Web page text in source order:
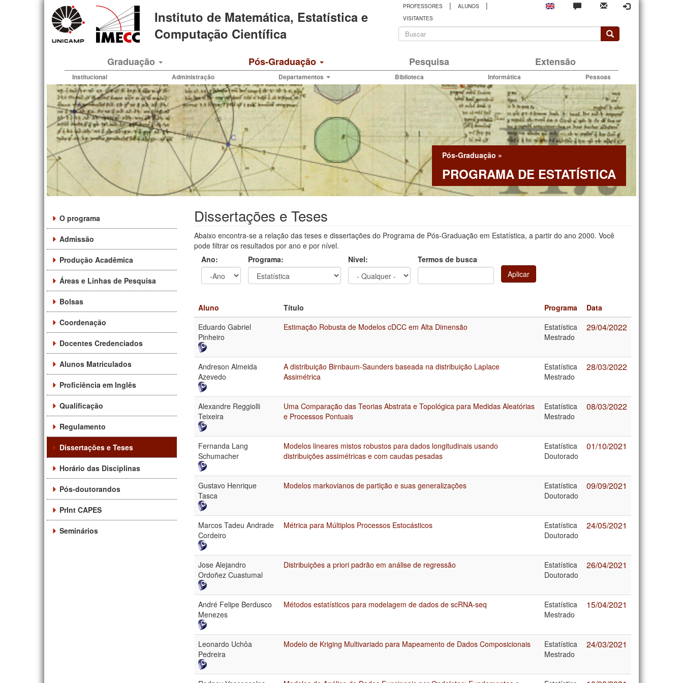
Instituto de Matemática, Estatística e
Computação Científica
PROFESSORES | ALUNOS |
VISITANTES
Formulário
busca
Graduação Pós-Graduação Pesquisa Extensão
Institucional Administração Departamentos Biblioteca Informática Pessoas
Pós-Graduação »
PROGRAMA DE ESTATÍSTICA
O programa
Admissão
Produção Acadêmica
Áreas e Linhas de Pesquisa
Bolsas
Coordenação
Docentes Credenciados
Alunos Matriculados
Proficiência em Inglês
Qualificação
Regulamento
Dissertações e Teses
Horário das Disciplinas
Pós-doutorandos
PrInt CAPES
Seminários
Dissertações e Teses
Abaixo encontra-se a relação das teses e dissertações do Programa de Pós-Graduação em Estatística, a partir do ano 2000. Você
pode filtrar os resultados por ano e por nível.
Ano:
Programa: Nível:
Termos de busca
Aplicar
Aluno Título Programa
Data
Eduardo Gabriel
Pinheiro
Estimação Robusta de Modelos cDCC em Alta Dimensão
Estatística
Mestrado
29/04/2022
Andreson Almeida
Azevedo
A distribuição Birnbaum-Saunders baseada na distribuição Laplace
Assimétrica
Estatística
Mestrado
28/03/2022
Alexandre Reggiolli
Teixeira
Uma Comparação das Teorias Abstrata e Topológica para Medidas Aleatórias
e Processos Pontuais
Estatística
Mestrado
08/03/2022
Fernanda Lang
Schumacher
Modelos lineares mistos robustos para dados longitudinais usando
distribuições assimétricas e com caudas pesadas
Estatística
Doutorado
01/10/2021
Gustavo Henrique
Tasca
Modelos markovianos de partição e suas generalizações
Estatística
Doutorado
09/09/2021
Marcos Tadeu Andrade
Cordeiro
Métrica para Múltiplos Processos Estocásticos
Estatística
Doutorado
24/05/2021
Jose Alejandro
Ordoñez Cuastumal
Distribuições a priori padrão em análise de regressão
Estatística
Doutorado
26/04/2021
André Felipe Berdusco
Menezes
Métodos estatísticos para modelagem de dados de scRNA-seq
Estatística
Mestrado
15/04/2021
Leonardo Uchôa
Pedreira
Modelo de Kriging Multivariado para Mapeamento de Dados Composicionais
Estatística
Mestrado
24/03/2021